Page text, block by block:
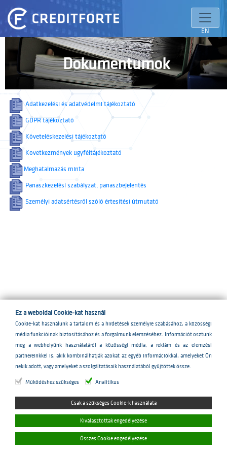
EN
Dokumentumok
Adatkezelési és adatvédelmi tájékoztató
GDPR tájékoztató
Követeléskezelési tájékoztató
Következmények ügyféltájékoztató
Meghatalmazás minta
Panaszkezelési szabályzat, panaszbejelentés
Személyi adatsértésről szóló értesítési útmutató
E-mail: info@creditforte.hu
Telefon:+36 1 5100 830
Adószám: 33021764-2-43
Cégjegyzékszám: 01-10-143635
Adatkezelési azonosító: 02807-0001
Süti preferenciák
Adatvédelmi és Adatbiztonsági Szabályzat
Panaszkezelési szabályzat
Meghatalmazás minta
Ez a weboldal Cookie-kat használ
Cookie-kat használunk a tartalom és a hirdetések személyre szabásához, a közösségi
média funkcióinak biztosításához és a forgalmunk elemzéséhez. Információt osztunk
meg a webhelyünk használatáról a közösségi média, a reklám és az elemzési
partnereinkkel is, akik kombinálhatják azokat az egyéb információkkal, amelyeket Ön
nekik adott, vagy amelyeket a szolgáltatásaik használatából gyűjtöttek össze.
Működéshez szükséges Analitikus